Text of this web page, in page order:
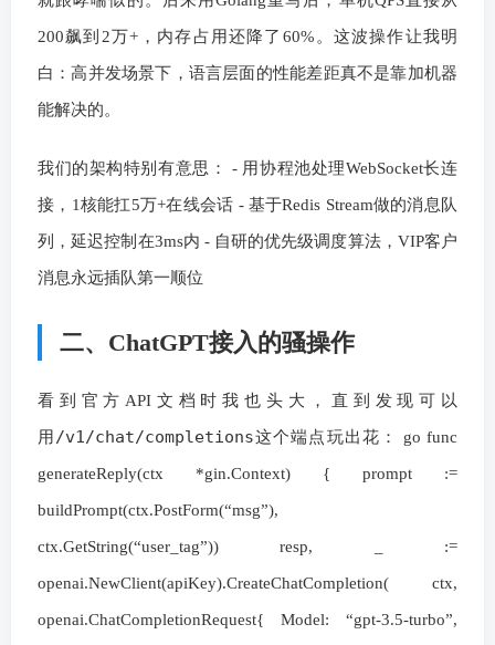
200飙到2万+，内存占用还降了60%。这波操作让我明
白：高并发场景下，语言层面的性能差距真不是靠加机器
能解决的。
我们的架构特别有意思： - 用协程池处理WebSocket长连
接，1核能扛5万+在线会话 - 基于Redis Stream做的消息队
列，延迟控制在3ms内 - 自研的优先级调度算法，VIP客户
消息永远插队第一顺位
二、ChatGPT接入的骚操作
看到官方API文档时我也头大，直到发现可以
用 /v1/chat/completions这个端点玩出花： go func
generateReply(ctx *gin.Context) { prompt :=
buildPrompt(ctx.PostForm(“msg”),
ctx.GetString(“user_tag”)) resp, _ :=
openai.NewClient(apiKey).CreateChatCompletion( ctx,
openai.ChatCompletionRequest{ Model: “gpt-3.5-turbo”,